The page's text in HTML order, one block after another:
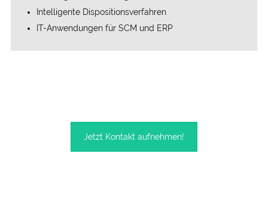
Intelligente Dispositions­verfahren
IT-Anwendungen für SCM und ERP
Jetzt Kontakt aufnehmen!